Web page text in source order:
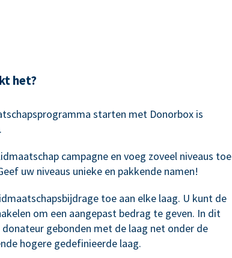
het?
starten met Donorbox is
campagne en voeg zoveel niveaus toe
uw niveaus unieke en pakkende namen!
toe aan elke laag. U kunt de
om een aangepast bedrag te geven. In dit
donateur gebonden met de laag net onder de
hogere gedefinieerde laag.